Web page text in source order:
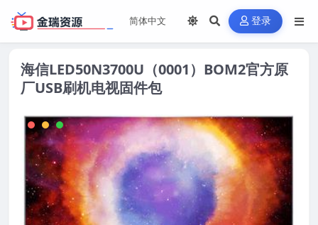
登录
海信LED50N3700U（0001）BOM2官方原
厂USB刷机电视固件包